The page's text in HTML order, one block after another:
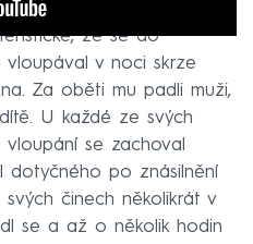
že se do
vloupával v noci skrze
Za oběti mu padli muži,
U každé ze svých
se zachoval
dotyčného po znásilnění
činech několikrát v
se a až o několik hodin